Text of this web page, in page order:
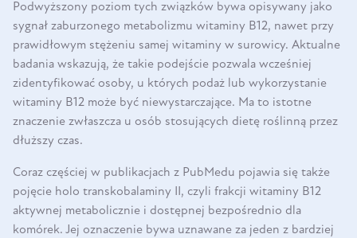
Podwyższony poziom tych związków bywa opisywany jako
sygnał zaburzonego metabolizmu witaminy B12, nawet przy
prawidłowym stężeniu samej witaminy w surowicy. Aktualne
badania wskazują, że takie podejście pozwala wcześniej
zidentyfikować osoby, u których podaż lub wykorzystanie
witaminy B12 może być niewystarczające. Ma to istotne
znaczenie zwłaszcza u osób stosujących dietę roślinną przez
dłuższy czas.
Coraz częściej w publikacjach z PubMedu pojawia się także
pojęcie holo transkobalaminy II, czyli frakcji witaminy B12
aktywnej metabolicznie i dostępnej bezpośrednio dla
komórek. Jej oznaczenie bywa uznawane za jeden z bardziej